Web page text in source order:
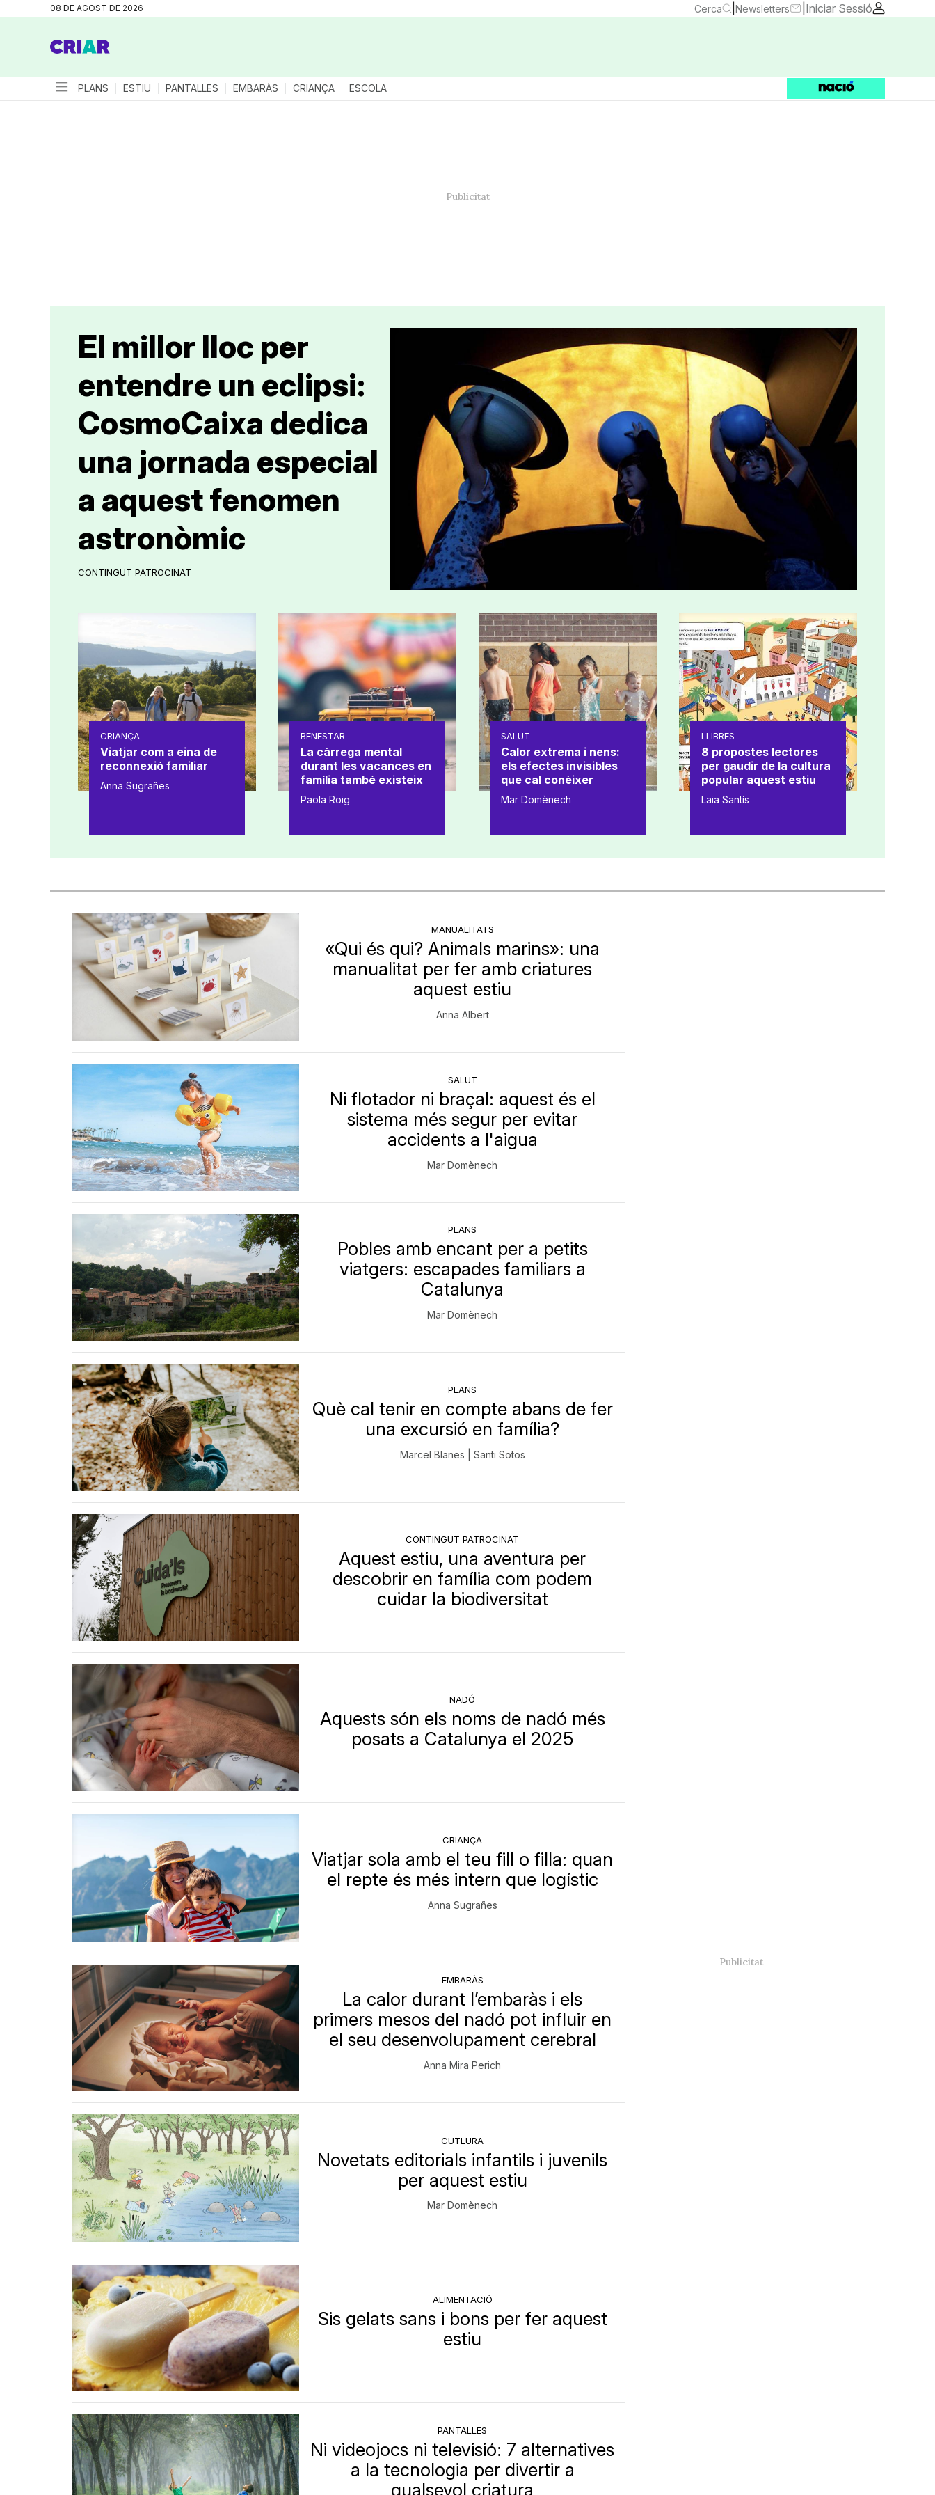
08 DE AGOST DE 2026 Cerca Newsletters Iniciar Sessió
PLANS ESTIU PANTALLES EMBARÀS CRIANÇA ESCOLA
CONTINGUT PATROCINAT
El millor lloc per
entendre un eclipsi:
CosmoCaixa dedica
una jornada especial
a aquest fenomen
astronòmic
CRIANÇA
Viatjar com a eina de
reconnexió familiar
Anna Sugrañes
BENESTAR
La càrrega mental
durant les vacances en
família també existeix
Paola Roig
SALUT
Calor extrema i nens:
els efectes invisibles
que cal conèixer
Mar Domènech
LLIBRES
8 propostes lectores
per gaudir de la cultura
popular aquest estiu
Laia Santís
MANUALITATS
«Qui és qui? Animals marins»: una
manualitat per fer amb criatures
aquest estiu
Anna Albert
SALUT
Ni flotador ni braçal: aquest és el
sistema més segur per evitar
accidents a l'aigua
Mar Domènech
PLANS
Pobles amb encant per a petits
viatgers: escapades familiars a
Catalunya
Mar Domènech
PLANS
Què cal tenir en compte abans de fer
una excursió en família?
Marcel Blanes | Santi Sotos
CONTINGUT PATROCINAT
Aquest estiu, una aventura per
descobrir en família com podem
cuidar la biodiversitat
NADÓ
Aquests són els noms de nadó més
posats a Catalunya el 2025
CRIANÇA
Viatjar sola amb el teu fill o filla: quan
el repte és més intern que logístic
Anna Sugrañes
EMBARÀS
La calor durant l’embaràs i els
primers mesos del nadó pot influir en
el seu desenvolupament cerebral
Anna Mira Perich
CUTLURA
Novetats editorials infantils i juvenils
per aquest estiu
Mar Domènech
ALIMENTACIÓ
Sis gelats sans i bons per fer aquest
estiu
PANTALLES
Ni videojocs ni televisió: 7 alternatives
a la tecnologia per divertir a
qualsevol criatura